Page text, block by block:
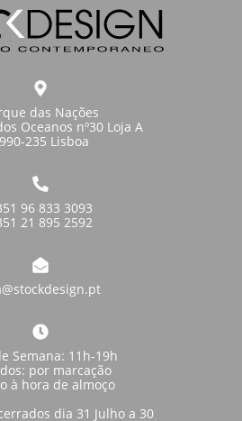
das Nações
Oceanos nº30 Loja A
235 Lisboa
96 833 3093
21 895 2592
Semana: 11h-19h
por marcação
à hora de almoço
dia 31 Julho a 30